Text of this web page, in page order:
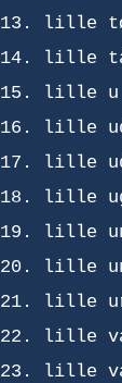
lille
lille
lille u
lille
lille
lille
lille
lille
lille
lille
lille